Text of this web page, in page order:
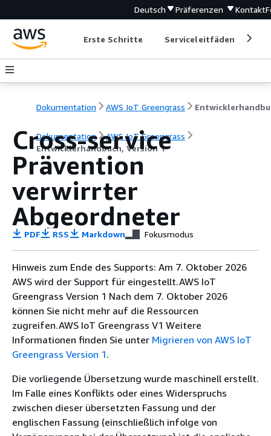
Deutsch Präferenzen Kontakt
Erste Schritte Serviceleitfäden
Dokumentation AWS IoT Greengrass
Dokumentation
AWS IoT Greengrass
Entwicklerhandbuch, Version 1
Cross-service
Prävention
verwirrter
Abgeordneter
PDF RSS Markdown Fokusmodus
Hinweis zum Ende des Supports: Am 7. Oktober 2026
AWS wird der Support für eingestellt.AWS IoT
Greengrass Version 1 Nach dem 7. Oktober 2026
können Sie nicht mehr auf die Ressourcen
zugreifen.AWS IoT Greengrass V1 Weitere
Informationen finden Sie unter Migrieren von AWS IoT
Greengrass Version 1.
Die vorliegende Übersetzung wurde maschinell erstellt.
Im Falle eines Konflikts oder eines Widerspruchs
zwischen dieser übersetzten Fassung und der
englischen Fassung (einschließlich infolge von